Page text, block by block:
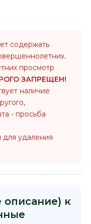
содержать
просмотр
ЗАПРЕЩЕН!
наличие
- просьба
для удаления
описание) к